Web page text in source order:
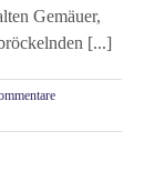
Gemäuer,
[...]